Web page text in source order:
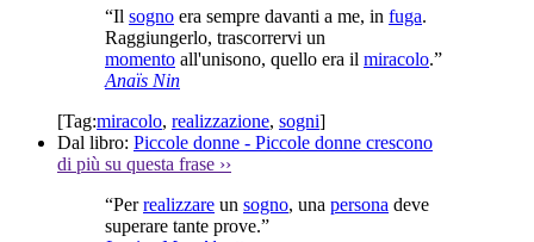
“Il sogno era sempre davanti a me, in fuga.
Raggiungerlo, trascorrervi un
momento all'unisono, quello era il miracolo.”
Anaïs Nin
[Tag:miracolo, realizzazione, sogni]
Dal libro: Piccole donne - Piccole donne crescono
di più su questa frase ››
“Perrealizzare un sogno, una persona deve
superare tante prove.”